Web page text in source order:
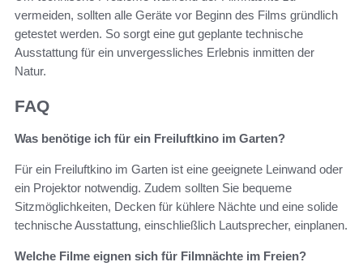
vermeiden, sollten alle Geräte vor Beginn des Films gründlich
getestet werden. So sorgt eine gut geplante technische
Ausstattung für ein unvergessliches Erlebnis inmitten der
Natur.
FAQ
Was benötige ich für ein Freiluftkino im Garten?
Für ein Freiluftkino im Garten ist eine geeignete Leinwand oder
ein Projektor notwendig. Zudem sollten Sie bequeme
Sitzmöglichkeiten, Decken für kühlere Nächte und eine solide
technische Ausstattung, einschließlich Lautsprecher, einplanen.
Welche Filme eignen sich für Filmnächte im Freien?